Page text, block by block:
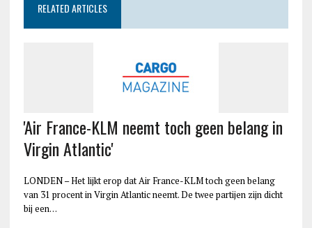
RELATED ARTICLES
'Air France-KLM neemt toch geen belang in
Virgin Atlantic'
LONDEN – Het lijkt erop dat Air France-KLM toch geen belang
van 31 procent in Virgin Atlantic neemt. De twee partijen zijn dicht
bij een…